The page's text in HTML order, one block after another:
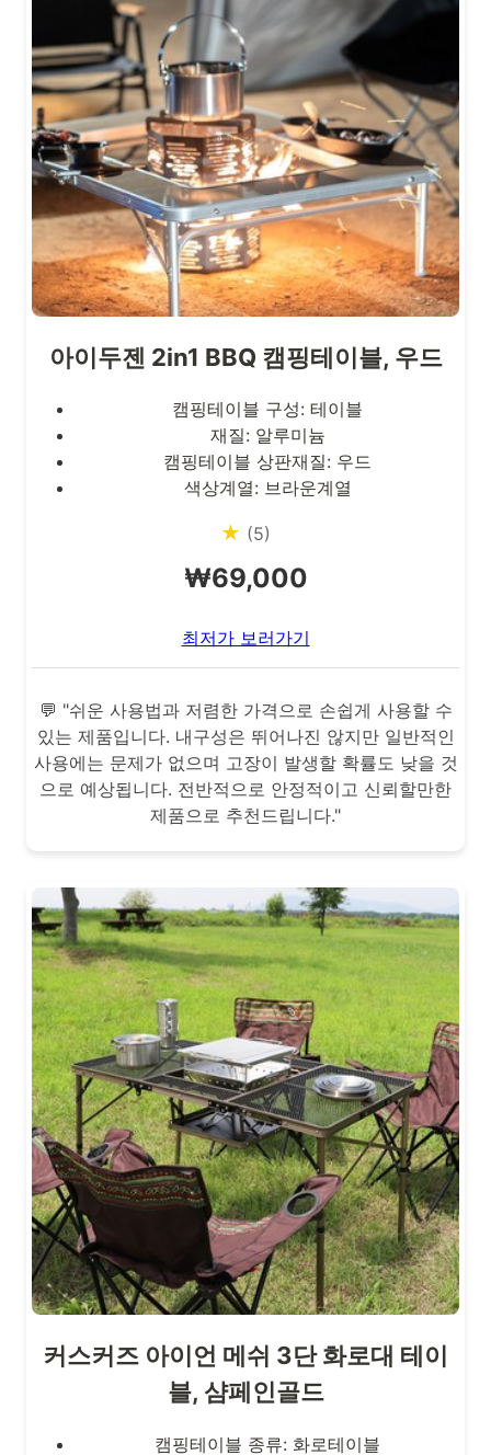
아이두젠 2in1 BBQ 캠핑테이블, 우드
캠핑테이블 구성: 테이블
재질: 알루미늄
캠핑테이블 상판재질: 우드
색상계열: 브라운계열
★ (5)
₩69,000
최저가 보러가기
💬 "쉬운 사용법과 저렴한 가격으로 손쉽게 사용할 수
있는 제품입니다. 내구성은 뛰어나진 않지만 일반적인
사용에는 문제가 없으며 고장이 발생할 확률도 낮을 것
으로 예상됩니다. 전반적으로 안정적이고 신뢰할만한
제품으로 추천드립니다."
커스커즈 아이언 메쉬 3단 화로대 테이
블, 샴페인골드
캠핑테이블 종류: 화로테이블